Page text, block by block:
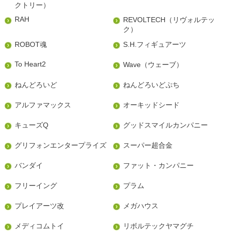
クトリー）
RAH
REVOLTECH（リヴォルテッ
ク）
ROBOT魂
S.H.フィギュアーツ
To Heart2 Wave（ウェーブ）
ねんどろいど ねんどろいどぷち
アルファマックス オーキッドシード
キューズQ グッドスマイルカンパニー
グリフォンエンタープライズ スーパー超合金
バンダイ ファット・カンパニー
フリーイング プラム
プレイアーツ改 メガハウス
メディコムトイ リボルテックヤマグチ